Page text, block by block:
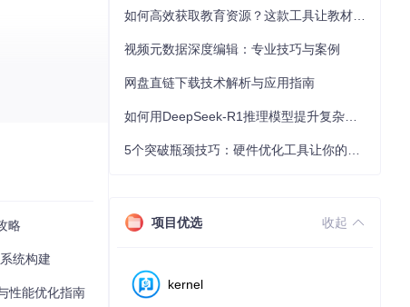
样可以避免相
略
统构建
性能优化指南
视频元数据深度编辑：专业技巧与案例
网盘直链下载技术解析与应用指南
项目优选 收起
kernel